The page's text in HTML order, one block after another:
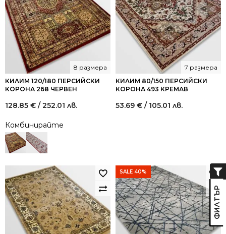
КИЛИМ 120/180 ПЕРСИЙСКИ
КОРОНА 268 ЧЕРВЕН
8 размера
128.85 € / 252.01 лв.
Комбинирайте
КИЛИМ 80/150 ПЕРСИЙСКИ
КОРОНА 493 КРЕМАВ
7 размера
53.69 € / 105.01 лв.
SALE 40%